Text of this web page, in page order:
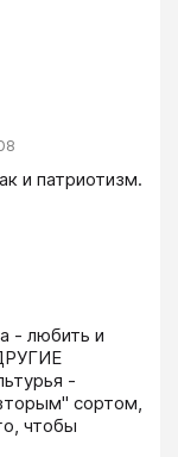
и патриотизм.
- любить и
-
сортом,
чтобы